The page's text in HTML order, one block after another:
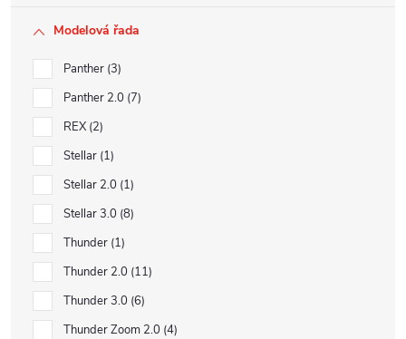
Modelová řada
Panther 3
Panther 2.0 7
REX 2
Stellar 1
Stellar 2.0 1
Stellar 3.0 8
Thunder 1
Thunder 2.0 11
Thunder 3.0 6
Thunder Zoom 2.0 4